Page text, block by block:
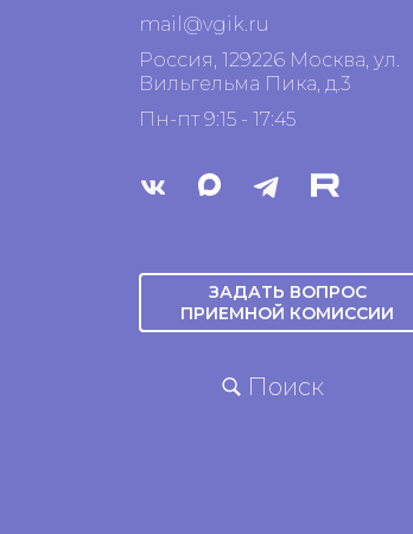
mail@vgik.ru
Россия, 129226 Москва, ул.
Вильгельма Пика, д.3
Пн-пт 9:15 - 17:45
ЗАДАТЬ ВОПРОС
ПРИЕМНОЙ КОМИССИИ
Поиск